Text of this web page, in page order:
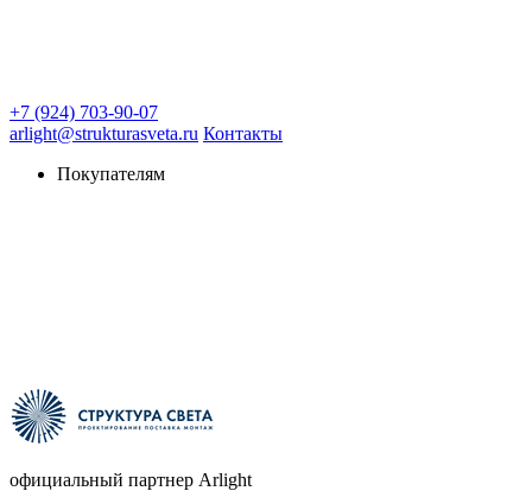
+7 (924) 703-90-07
arlight@strukturasveta.ru Контакты
Покупателям
официальный партнер Arlight